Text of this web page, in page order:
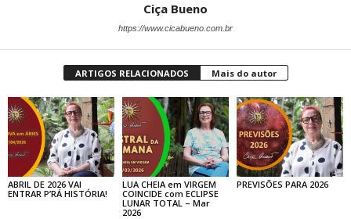
Ciça Bueno
https://www.cicabueno.com.br
ARTIGOS RELACIONADOS Mais do autor
ABRIL DE 2026 VAI
ENTRAR P’RÁ HISTÓRIA!
LUA CHEIA em VIRGEM
COINCIDE com ECLIPSE
LUNAR TOTAL – Mar
2026
PREVISÕES PARA 2026